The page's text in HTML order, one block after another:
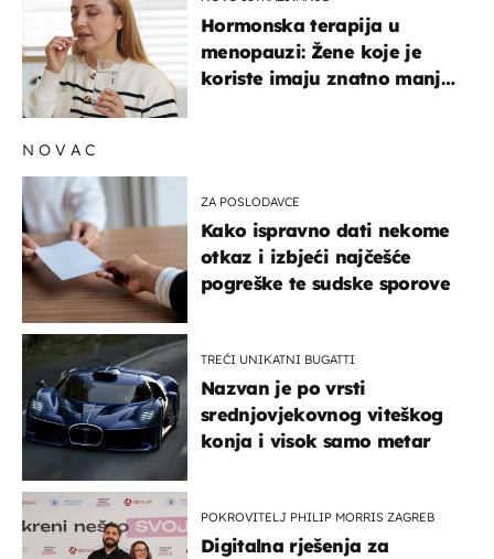
Hormonska terapija u
menopauzi: Žene koje je
koriste imaju znatno manji
NOVAC
ZA POSLODAVCE
Kako ispravno dati nekome
otkaz i izbjeći najčešće
pogreške te sudske sporove
TREĆI UNIKATNI BUGATTI
Nazvan je po vrsti
srednjovjekovnog viteškog
konja i visok samo metar
POKROVITELJ PHILIP MORRIS ZAGREB
Digitalna rješenja za